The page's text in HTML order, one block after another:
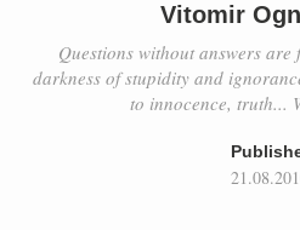
Vitomir
Questions without answers
darkness of stupidity and
to innocence, truth...